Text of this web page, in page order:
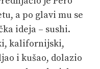
a po glavi mu se
ideja – sushi.
kalifornijski,
i kušao, dolazio